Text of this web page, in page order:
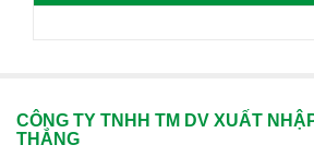
CÔNG TY TNHH TM DV XUẤT
THẮNG